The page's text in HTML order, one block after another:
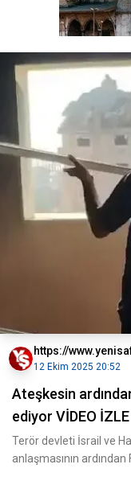
https://
12 Ekim 2025 20:52
Ateşkesin
ediyor VİDEO İZLE
Terör devleti İsrail ve
anlaşmasının